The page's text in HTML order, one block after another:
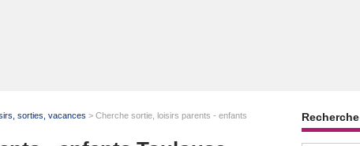
sorties, vacances > Cherche sortie, loisirs parents - enfants
Recherche